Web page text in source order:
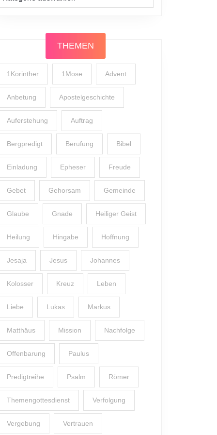
THEMEN
1Korinther 1Mose Advent
Anbetung Apostelgeschichte
Auferstehung Auftrag
Bergpredigt Berufung Bibel
Einladung Epheser Freude
Gebet Gehorsam Gemeinde
Glaube Gnade Heiliger Geist
Heilung Hingabe Hoffnung
Jesaja Jesus Johannes
Kolosser Kreuz Leben
Liebe Lukas Markus
Matthäus Mission Nachfolge
Offenbarung Paulus
Predigtreihe Psalm Römer
Themengottesdienst Verfolgung
Vergebung Vertrauen